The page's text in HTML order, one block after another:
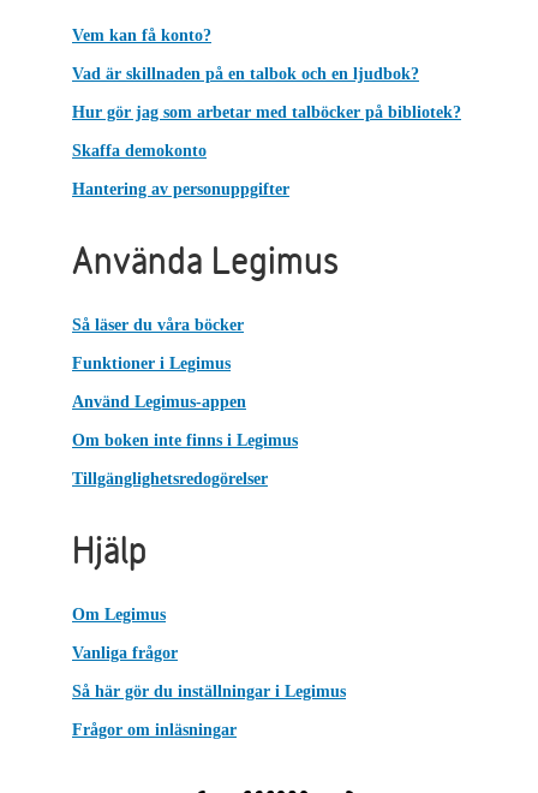
Vem kan få konto?
Vad är skillnaden på en talbok och en ljudbok?
Hur gör jag som arbetar med talböcker på bibliotek?
Skaffa demokonto
Hantering av personuppgifter
Använda Legimus
Så läser du våra böcker
Funktioner i Legimus
Använd Legimus-appen
Om boken inte finns i Legimus
Tillgänglighetsredogörelser
Hjälp
Om Legimus
Vanliga frågor
Så här gör du inställningar i Legimus
Frågor om inläsningar